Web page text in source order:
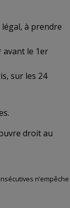
à prendre
avant le 1er
sur les 24
droit au
n’empêche